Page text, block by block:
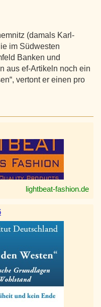
(damals Karl-
im Südwesten
Banken und
aus ef-Artikeln noch ein
vertont er einen pro
lightbeat-fashion.de